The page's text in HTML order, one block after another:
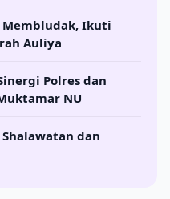
Membludak, Ikuti
Auliya
Polres dan
NU
Shalawatan dan